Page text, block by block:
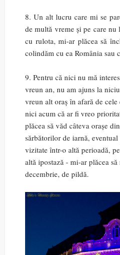
8. Un alt lucru care mi se
de multă vreme și pe care
cu rulota, mi-ar plăcea să
colindăm cu ea România sau
9. Pentru că nici nu mă
vreun an, nu am ajuns la
vreun alt oraș în afară de
nici acum că ar fi vreo
plăcea să văd câteva orașe
sărbătorilor de iarnă,
vizitate într-o altă perioadă,
altă ipostază - mi-ar plăcea
decembrie, de pildă.